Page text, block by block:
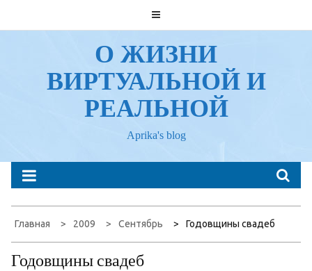
к
О ЖИЗНИ
ВИРТУАЛЬНОЙ И
РЕАЛЬНОЙ
Aprika's blog
Главная 2009 Сентябрь Годовщины свадеб
Годовщины свадеб